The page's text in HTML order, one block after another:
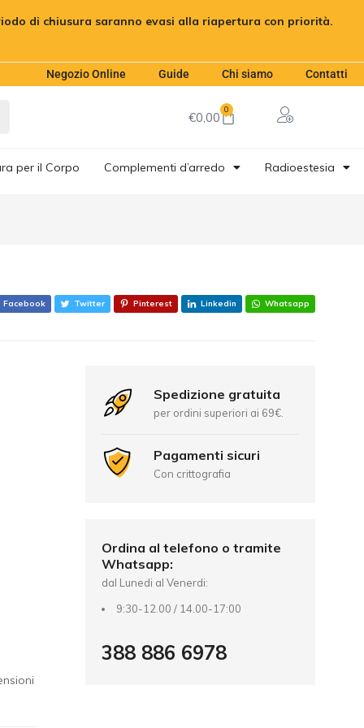
di chiusura saranno evasi alla riapertura con priorità.
Negozio Online Guide Chi siamo Contatti
€0,00 0
per il Corpo Complementi d’arredo Radioestesia
Facebook Twitter Pinterest Linkedin Whatsapp
Spedizione gratuita
per ordini superiori ai 69€.
Pagamenti sicuri
Con crittografia
Ordina al telefono o tramite
Whatsapp:
dal Lunedi al Venerdi:
9:30-12.00 / 14.00-17:00
388 886 6978
€ 12,00 Aggiungi al carrello